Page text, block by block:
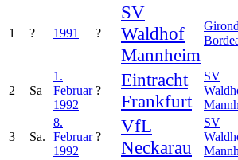
1 ? 1991 ?
SV
Waldhof
Mannheim
2 Sa
1.
Februar
1992
?
Eintracht
Frankfurt
SV
3 Sa.
8.
Februar
1992
?
VfL
Neckarau
SV